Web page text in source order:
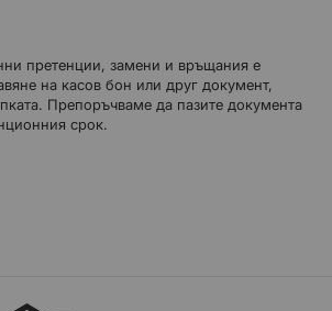
претенции, замени и връщания е
на касов бон или друг документ,
Препоръчваме да пазите документа
срок.